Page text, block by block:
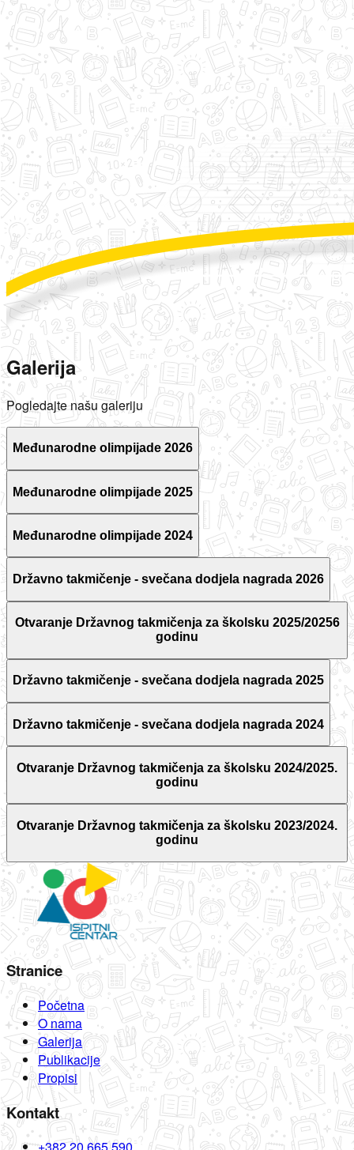
Galerija
Pogledajte našu galeriju
Međunarodne olimpijade 2026
Međunarodne olimpijade 2025
Međunarodne olimpijade 2024
Državno takmičenje - svečana dodjela nagrada 2026
Otvaranje Državnog takmičenja za školsku 2025/20256
godinu
Državno takmičenje - svečana dodjela nagrada 2025
Državno takmičenje - svečana dodjela nagrada 2024
Otvaranje Državnog takmičenja za školsku 2024/2025.
godinu
Otvaranje Državnog takmičenja za školsku 2023/2024.
godinu
Stranice
Početna
O nama
Galerija
Publikacije
Propisi
Kontakt